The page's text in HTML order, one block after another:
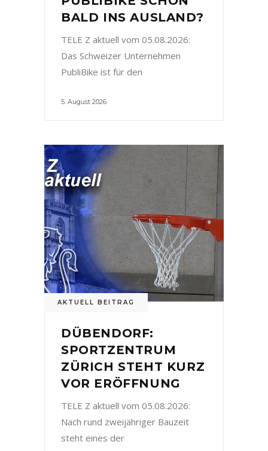
BALD INS AUSLAND?
TELE Z aktuell vom 05.08.2026:
Das Schweizer Unternehmen
PubliBike ist für den
5. August 2026
AKTUELL BEITRAG
DÜBENDORF:
SPORTZENTRUM
ZÜRICH STEHT KURZ
VOR ERÖFFNUNG
TELE Z aktuell vom 05.08.2026:
Nach rund zweijähriger Bauzeit
steht eines der